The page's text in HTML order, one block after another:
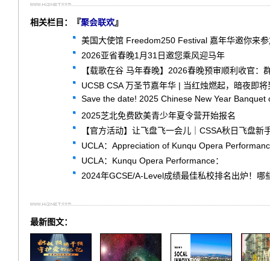
相关栏目：『聚会联欢』
美国大使馆 Freedom250 Festival 嘉年华邀你来
2026亚省春晚1月31日邀您乘风迎马年
【载歌在谷 马年春晚】2026春晚预审顺利收官
UCSB CSA 万圣节嘉年华 | 当红烛燃起，暗夜即将
Save the date! 2025 Chinese New Year Banquet
2025芝北免费欧美青少年夏令营开始报名
【官方活动】让飞盘飞一会儿｜CSSA秋日飞盘新
UCLA：Appreciation of Kunqu Opera
UCLA：Kunqu Opera Performance：
2024年GCSE/A-Level成绩最佳私校排名出炉！哪
最新图文：